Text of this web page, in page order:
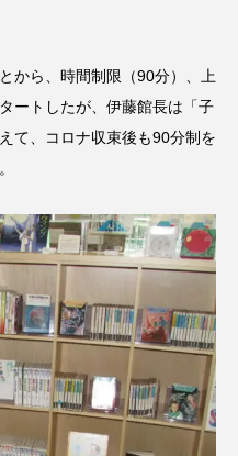
から、時間制限（90分）、上
ートしたが、伊藤館長は「子
て、コロナ収束後も90分制を